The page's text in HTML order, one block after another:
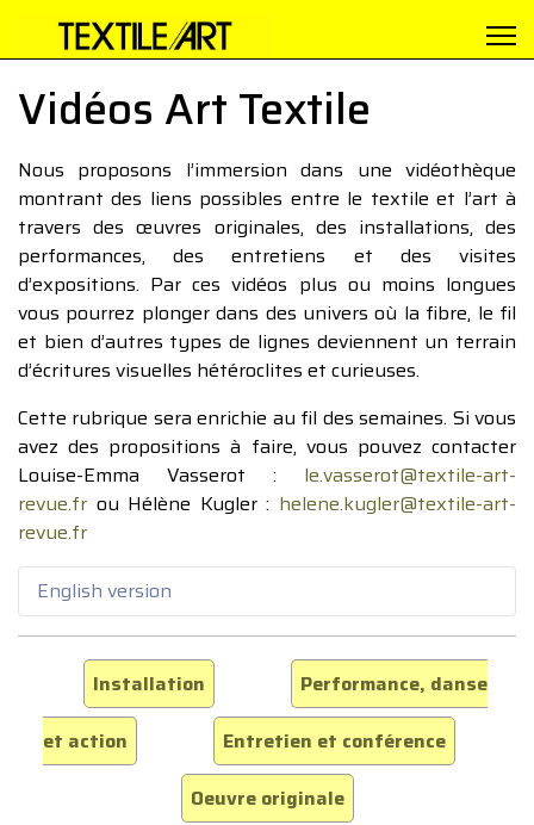
Vidéos Art Textile
Nous proposons l’immersion dans une vidéothèque
montrant des liens possibles entre le textile et l’art à
travers des œuvres originales, des installations, des
performances, des entretiens et des visites
d’expositions. Par ces vidéos plus ou moins longues
vous pourrez plonger dans des univers où la fibre, le fil
et bien d’autres types de lignes deviennent un terrain
d’écritures visuelles hétéroclites et curieuses.
Cette rubrique sera enrichie au fil des semaines. Si vous
avez des propositions à faire, vous pouvez contacter
Louise-Emma Vasserot : le.vasserot@textile-art-
revue.fr ou Hélène Kugler : helene.kugler@textile-art-
revue.fr
English version
Installation
Performance, danse
et action
Entretien et conférence
Oeuvre originale